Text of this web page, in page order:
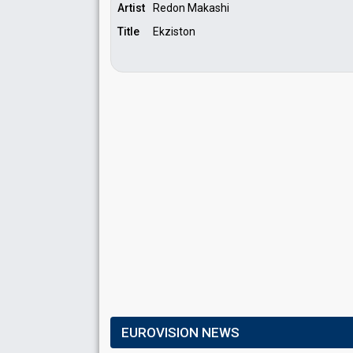
Artist
Redon Makashi
Title
Ekziston
EUROVISION NEWS